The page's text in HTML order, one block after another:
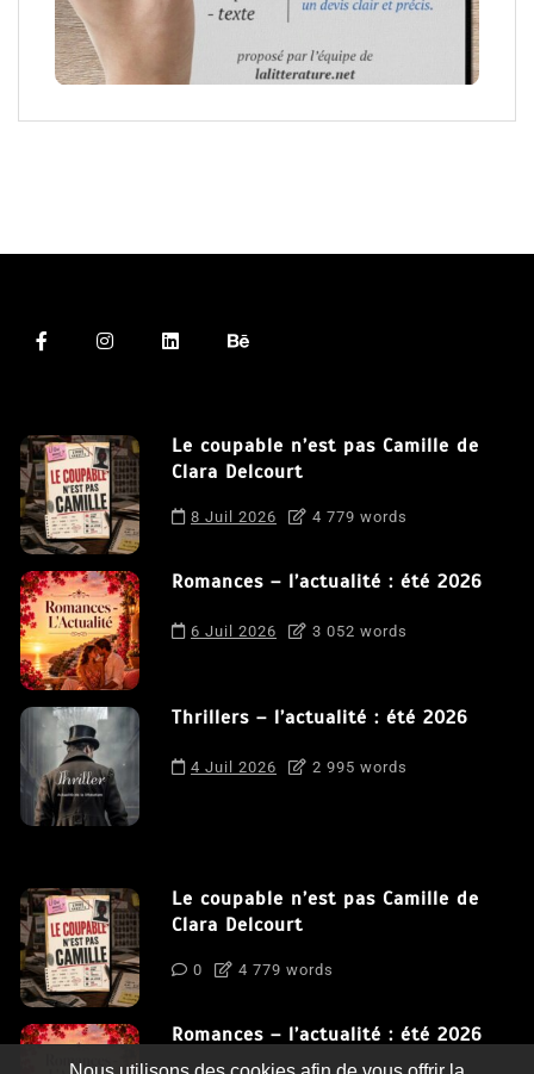
Le coupable n’est pas Camille de
Clara Delcourt
8 Juil 2026 4 779 words
Romances – l’actualité : été 2026
6 Juil 2026 3 052 words
Thrillers – l’actualité : été 2026
4 Juil 2026 2 995 words
Le coupable n’est pas Camille de
Clara Delcourt
0 4 779 words
Romances – l’actualité : été 2026